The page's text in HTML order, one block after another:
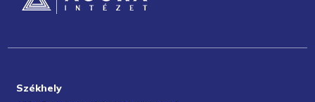
Székhely